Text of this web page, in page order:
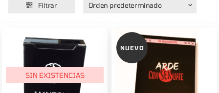
Filtrar
SIN EXISTENCIAS
NUEVO